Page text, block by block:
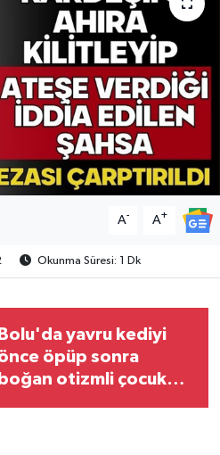
A- A+
Okunma Süresi: 1 Dk
Bolu'da yavru kediyi
öpüp sonra
boğan otizmli çocuk